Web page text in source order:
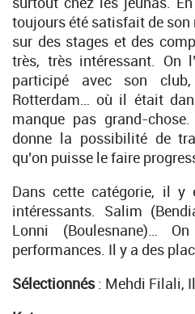
toujours été satisfait de son
sur des stages et des
très, très intéressant. On
participé avec son
Rotterdam… où il était
manque pas grand-
donne la possibilité de
qu’on puisse le faire
Dans cette catégorie, il
intéressants. Salim
Lonni (Boulesnane)…
performances. Il y a des
Sélectionnés: Mehdi Filali,